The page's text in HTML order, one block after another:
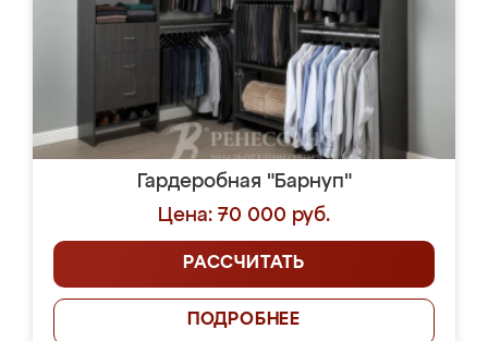
Гардеробная "Барнуп"
Цена: 70 000 руб.
РАССЧИТАТЬ
ПОДРОБНЕЕ